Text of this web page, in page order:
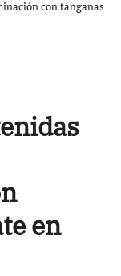
con tánganas
en